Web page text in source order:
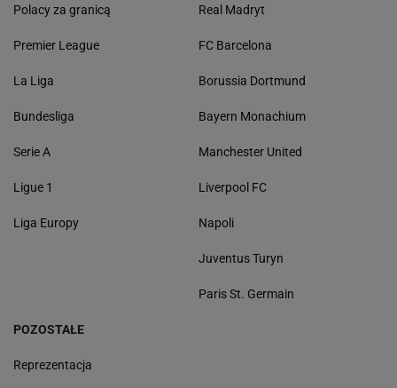
Polacy za granicą
Premier League
La Liga
Bundesliga
Serie A
Ligue 1
Liga Europy
Real Madryt
FC Barcelona
Borussia Dortmund
Bayern Monachium
Manchester United
Liverpool FC
Napoli
Juventus Turyn
Paris St. Germain
POZOSTAŁE
Reprezentacja